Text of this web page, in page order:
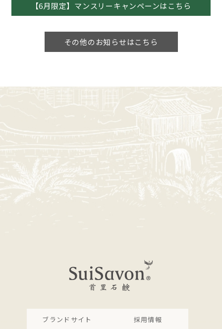
【6月限定】マンスリーキャンペーンはこちら
その他のお知らせはこちら
ブランドサイト 採用情報